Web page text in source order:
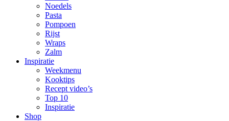
Noedels
Pasta
Pompoen
Rijst
Wraps
Zalm
Inspiratie
Weekmenu
Kooktips
Recept video’s
Top 10
Inspiratie
Shop